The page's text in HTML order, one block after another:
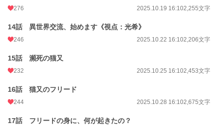
276 2025.10.19 16:102,255文字
14話 異世界交流、始めます《視点：光希》
246 2025.10.22 16:102,206文字
15話 瀕死の猫又
232 2025.10.25 16:102,453文字
16話 猫又のフリード
244 2025.10.28 16:102,675文字
17話 フリードの身に、何が起きたの？